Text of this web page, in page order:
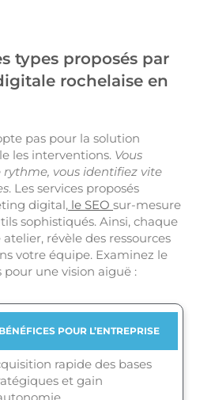
types proposés par
rochelaise en
pas pour la solution
les interventions. Vous
rythme, vous identifiez vite
. Les services proposés
digital, le SEO sur-mesure
sophistiqués. Ainsi, chaque
révèle des ressources
votre équipe. Examinez le
pour une vision aiguë :
BÉNÉFICES POUR L’ENTREPRISE
rapide des bases
et gain